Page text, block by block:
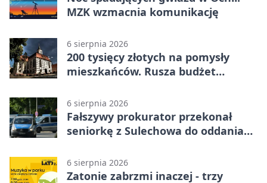
MZK wzmacnia komunikację
6 sierpnia 2026
200 tysięcy złotych na pomysły
mieszkańców. Rusza budżet
6 sierpnia 2026
Fałszywy prokurator przekonał
seniorkę z Sulechowa do oddania
6 sierpnia 2026
Zatonie zabrzmi inaczej - trzy